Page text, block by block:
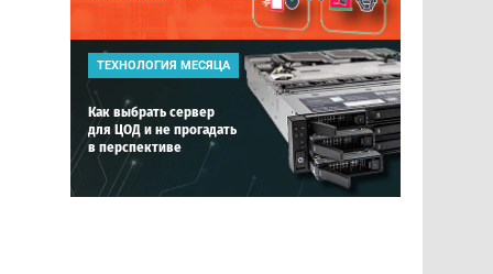
ТЕХНОЛОГИЯ МЕСЯЦА
Как выбрать сервер
для ЦОД и не прогадать
в перспективе